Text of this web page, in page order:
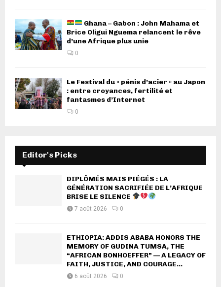
Ghana – Gabon : John Mahama et
Brice Oligui Nguema relancent le rêve
d’une Afrique plus unie
0
Le Festival du « pénis d’acier » au Japon
: entre croyances, fertilité et
fantasmes d’Internet
0
Editor's Picks
DIPLÔMÉS MAIS PIÉGÉS : LA
GÉNÉRATION SACRIFIÉE DE L’AFRIQUE
BRISE LE SILENCE
7 août 2026 0
ETHIOPIA: ADDIS ABABA HONORS THE
MEMORY OF GUDINA TUMSA, THE
“AFRICAN BONHOEFFER” — A LEGACY OF
FAITH, JUSTICE, AND COURAGE...
6 août 2026 0